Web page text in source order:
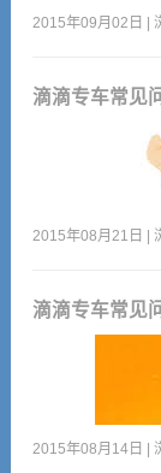
式，为使用滴
滴滴专车相信
用了但有所疑问
2015年09月02日 |
滴滴专车常见
2015年08月21日 |
滴滴专车常见
2015年08月14日 |